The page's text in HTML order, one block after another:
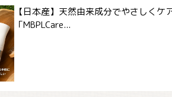
【日本産】天然由来成分でやさしくケ
「MBPLCare...